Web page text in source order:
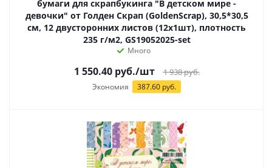
бумаги для скрапбукинга "В детском мире -
девочки" от Голден Скрап (GoldenScrap), 30,5*30,5
см, 12 двусторонних листов (12х1шт), плотность
235 г/м2, GS19052025-set
Много
1 550.40руб./шт 1 938руб.
Экономия 387.60 руб.